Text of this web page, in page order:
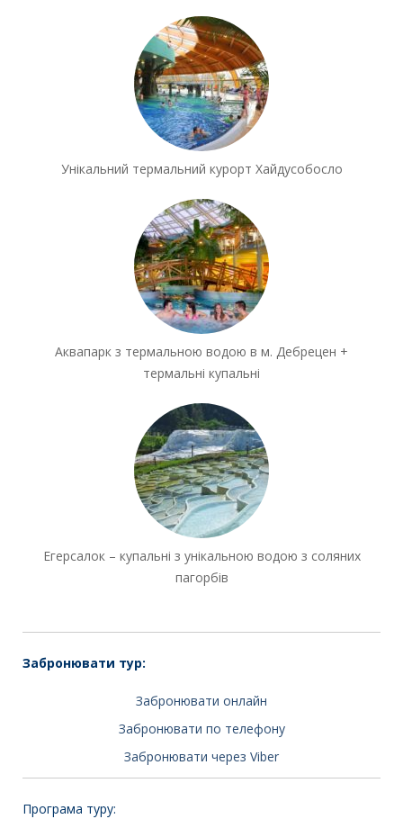
Унікальний термальний курорт Хайдусобосло
Аквапарк з термальною водою в м. Дебрецен +
термальні купальні
Егерсалок – купальні з унікальною водою з соляних
пагорбів
Забронювати тур:
Забронювати онлайн
Забронювати по телефону
Забронювати через Viber
Програма туру: